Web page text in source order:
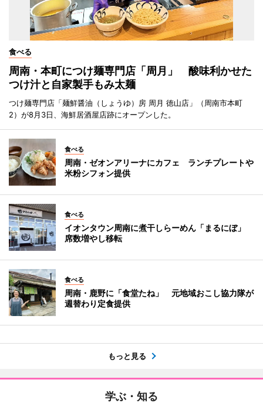
食べる
周南・本町につけ麺専門店「周月」 酸味利かせた
つけ汁と自家製手もみ太麺
つけ麺専門店「麺鮮醤油（しょうゆ）房 周月 徳山店」（周南市本町
2）が8月3日、海鮮居酒屋店跡にオープンした。
食べる
周南・ゼオンアリーナにカフェ ランチプレートや
米粉シフォン提供
食べる
イオンタウン周南に煮干しらーめん「まるにぼ」
席数増やし移転
食べる
周南・鹿野に「食堂たね」 元地域おこし協力隊が
週替わり定食提供
もっと見る
学ぶ・知る